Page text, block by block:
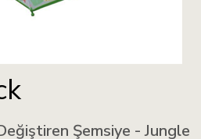
Şemsiye - Jungle